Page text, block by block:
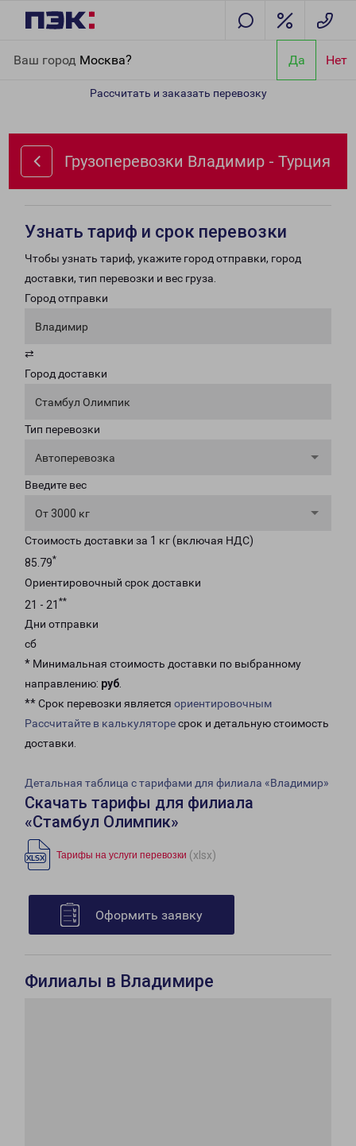
Ваш город Москва? Да Нет
Рассчитать и заказать перевозку
Грузоперевозки Владимир - Турция
Узнать тариф и срок перевозки
Чтобы узнать тариф, укажите город отправки, город
доставки, тип перевозки и вес груза.
Город отправки
Владимир
⇄
Город доставки
Стамбул Олимпик
Тип перевозки
Автоперевозка
Введите вес
От 3000 кг
Стоимость доставки за 1 кг (включая НДС)
85.79*
Ориентировочный срок доставки
21 - 21 **
Дни отправки
сб
* Минимальная стоимость доставки по выбранному
направлению: руб.
** Срок перевозки является ориентировочным
Рассчитайте в калькуляторесрок и детальную стоимость
доставки.
Детальная таблица с тарифами для филиала «Владимир»
Скачать тарифы для филиала
«Стамбул Олимпик»
Тарифы на услуги перевозки (xlsx)
Оформить заявку
Филиалы в Владимире